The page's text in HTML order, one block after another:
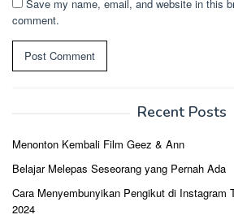
Save my name, email, and website in this
comment.
Recent Posts
Menonton Kembali Film Geez & Ann
Belajar Melepas Seseorang yang Pernah Ada
Cara Menyembunyikan Pengikut di Instagram
2024